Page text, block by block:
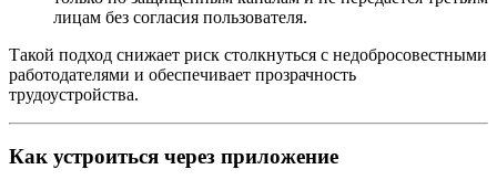
лицам без согласия пользователя.
Такой подход снижает риск столкнуться с недобросовестными
работодателями и обеспечивает прозрачность
трудоустройства.
Как устроиться через приложение